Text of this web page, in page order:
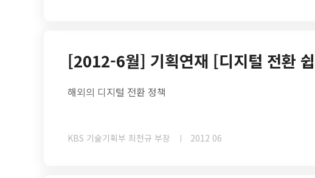
[2012-6월] 기획연재 [디지털 전환
해외의 디지털 전환 정책
KBS 기술기획부 최천규 부장 2012 06